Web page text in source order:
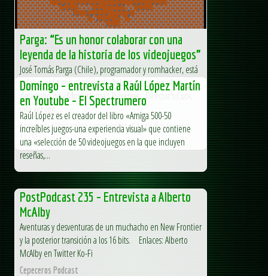
Parga: “Es un honor colaborar con una
leyenda de la historia de los videojuegos”
José Tomás Parga (Chile), programador y romhacker, está
colaborando con el afamado Robert Jaeger en el
desarrollo de «Montezuma's Revenge - Director's Cut»,
una versión...
Atariteca | Blog sobre computadoras Atari 8 bits serie
Domingo – entrevista a Raúl López Martín
en Youtube – El Spectrumero
Raúl López es el creador del libro «Amiga 500-50
increíbles juegos-una experiencia visual» que contiene
una «selección de 50 videojuegos en la que incluyen
reseñas,...
PostPodcast 235 – Entrevista a Alberto
McAlby
Aventuras y desventuras de un muchacho en New Frontier
y la posterior transición a los 16 bits. Enlaces: Alberto
McAlby en Twitter Ko-Fi
Cepeceros Podcast